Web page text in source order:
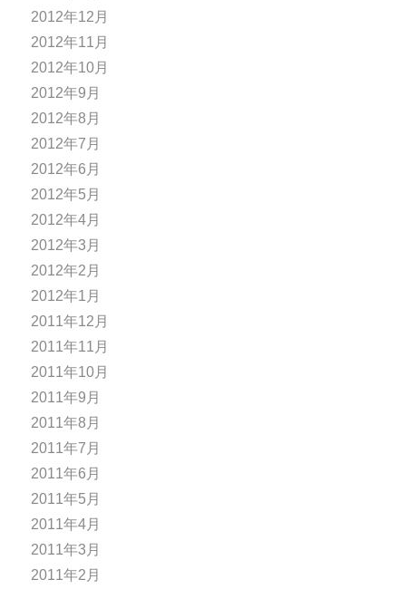
2012年12月
2012年11月
2012年10月
2012年9月
2012年8月
2012年7月
2012年6月
2012年5月
2012年4月
2012年3月
2012年2月
2012年1月
2011年12月
2011年11月
2011年10月
2011年9月
2011年8月
2011年7月
2011年6月
2011年5月
2011年4月
2011年3月
2011年2月